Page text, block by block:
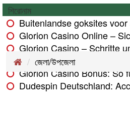
শিরোনাম
Buitenlandse goksites voor
Glorion Casino Online –
Glorion Casino – Schritte
Glorion Casino –
Glorion Casino Bonus: So
Dudespin Deutschland:
জেলা/উপজেলা